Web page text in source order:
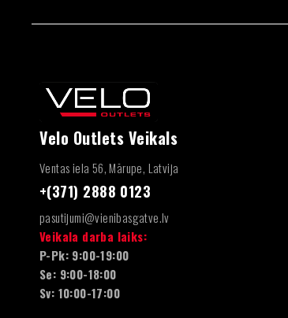
Velo Outlets Veikals
Ventas iela 56, Mārupe, Latvija
+(371) 2888 0123
pasutijumi@vienibasgatve.lv
Veikala darba laiks:
P-Pk: 9:00-19:00
Se: 9:00-18:00
Sv: 10:00-17:00